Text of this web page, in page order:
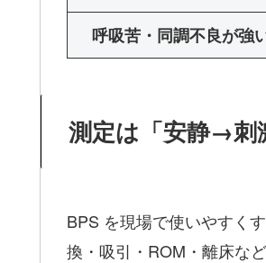
呼吸苦・同調不良が強
測定は「安静→刺
BPS を現場で使いやすく
換・吸引・ROM・離床な